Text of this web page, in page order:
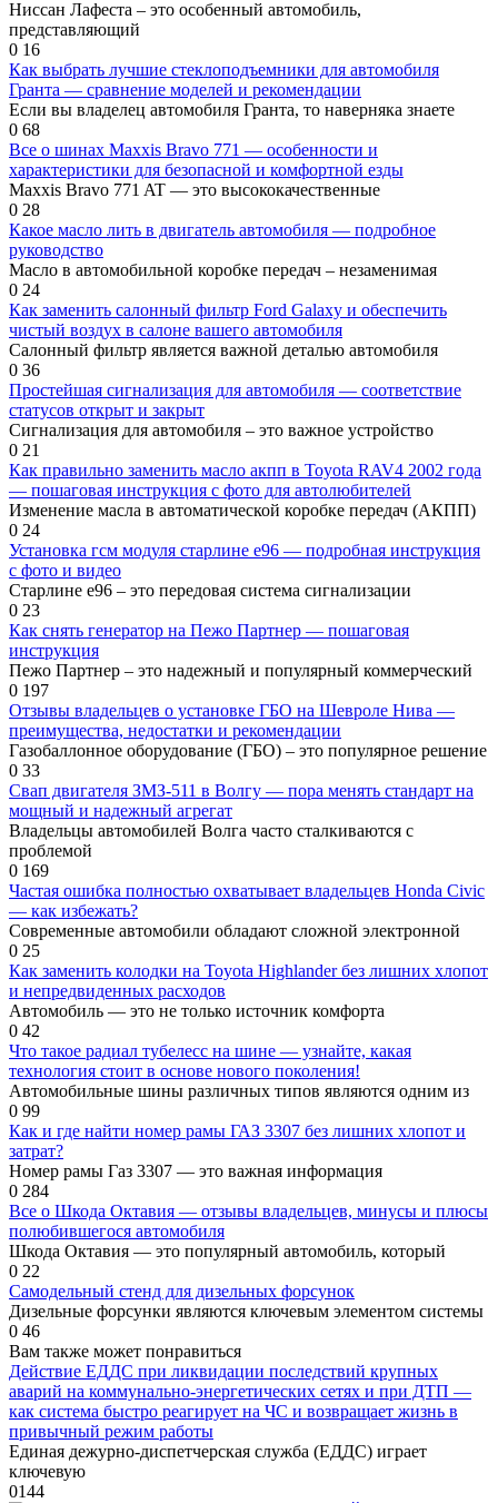
Ниссан Лафеста – это особенный автомобиль,
представляющий
0 16
Как выбрать лучшие стеклоподъемники для автомобиля
Гранта — сравнение моделей и рекомендации
Если вы владелец автомобиля Гранта, то наверняка знаете
0 68
Все о шинах Maxxis Bravo 771 — особенности и
характеристики для безопасной и комфортной езды
Maxxis Bravo 771 AT — это высококачественные
0 28
Какое масло лить в двигатель автомобиля — подробное
руководство
Масло в автомобильной коробке передач – незаменимая
0 24
Как заменить салонный фильтр Ford Galaxy и обеспечить
чистый воздух в салоне вашего автомобиля
Салонный фильтр является важной деталью автомобиля
0 36
Простейшая сигнализация для автомобиля — соответствие
статусов открыт и закрыт
Сигнализация для автомобиля – это важное устройство
0 21
Как правильно заменить масло акпп в Toyota RAV4 2002 года
— пошаговая инструкция с фото для автолюбителей
Изменение масла в автоматической коробке передач (АКПП)
0 24
Установка гсм модуля старлине е96 — подробная инструкция
с фото и видео
Старлине е96 – это передовая система сигнализации
0 23
Как снять генератор на Пежо Партнер — пошаговая
инструкция
Пежо Партнер – это надежный и популярный коммерческий
0 197
Отзывы владельцев о установке ГБО на Шевроле Нива —
преимущества, недостатки и рекомендации
Газобаллонное оборудование (ГБО) – это популярное решение
0 33
Свап двигателя ЗМЗ-511 в Волгу — пора менять стандарт на
мощный и надежный агрегат
Владельцы автомобилей Волга часто сталкиваются с
проблемой
0 169
Частая ошибка полностью охватывает владельцев Honda Civic
— как избежать?
Современные автомобили обладают сложной электронной
0 25
Как заменить колодки на Toyota Highlander без лишних хлопот
и непредвиденных расходов
Автомобиль — это не только источник комфорта
0 42
Что такое радиал тубелесс на шине — узнайте, какая
технология стоит в основе нового поколения!
Автомобильные шины различных типов являются одним из
0 99
Как и где найти номер рамы ГАЗ 3307 без лишних хлопот и
затрат?
Номер рамы Газ 3307 — это важная информация
0 284
Все о Шкода Октавия — отзывы владельцев, минусы и плюсы
полюбившегося автомобиля
Шкода Октавия — это популярный автомобиль, который
0 22
Самодельный стенд для дизельных форсунок
Дизельные форсунки являются ключевым элементом системы
0 46
Вам также может понравиться
Действие ЕДДС при ликвидации последствий крупных
аварий на коммунально-энергетических сетях и при ДТП —
как система быстро реагирует на ЧС и возвращает жизнь в
привычный режим работы
Единая дежурно-диспетчерская служба (ЕДДС) играет
ключевую
0144